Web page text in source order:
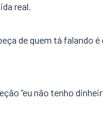
real.
de quem tá falando é
“eu não tenho